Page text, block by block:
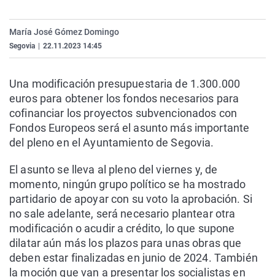
País Vasco
María José Gómez Domingo
Segovia 22.11.2023 14:45
Una modificación presupuestaria de 1.300.000
euros para obtener los fondos necesarios para
cofinanciar los proyectos subvencionados con
Fondos Europeos será el asunto más importante
del pleno en el Ayuntamiento de Segovia.
El asunto se lleva al pleno del viernes y, de
momento, ningún grupo político se ha mostrado
partidario de apoyar con su voto la aprobación. Si
no sale adelante, será necesario plantear otra
modificación o acudir a crédito, lo que supone
dilatar aún más los plazos para unas obras que
deben estar finalizadas en junio de 2024. También
la moción que van a presentar los socialistas en